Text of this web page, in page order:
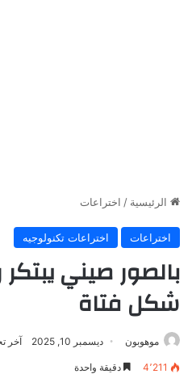
الرئيسية / اختراعات
اختراعات اختراعات تكنولوجيه
بالصور صيني
شكل فتاة
موهوبون ديسمبر 10, 2025 آخر
4٬211 دقيقة واحدة